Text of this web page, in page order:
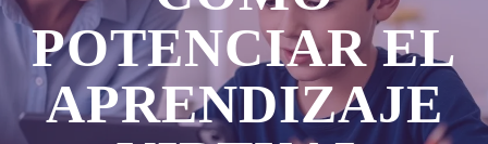
POTENCIAR EL
APRENDIZAJE